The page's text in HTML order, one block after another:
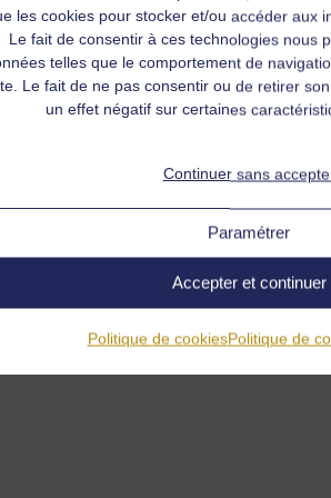
les cookies pour stocker et/ou accéder aux
Le fait de consentir à ces technologies nous
telles que le comportement de
Le fait de ne pas consentir ou de retirer
un effet négatif sur certaines
Accepter et continuer
Continuer sans
Paramétrer
Politique de cookiesPolitique de